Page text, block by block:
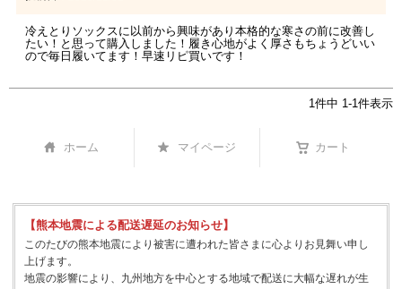
冷えとりソックスに以前から興味があり本格的な寒さの前に改善し
たい！と思って購入しました！履き心地がよく厚さもちょうどいい
ので毎日履いてます！早速リピ買いです！
1件中 1-1件表示
ホーム マイページ カート
【熊本地震による配送遅延のお知らせ】
このたびの熊本地震により被害に遭われた皆さまに心よりお見舞い申し
上げます。
地震の影響により、九州地方を中心とする地域で配送に大幅な遅れが生